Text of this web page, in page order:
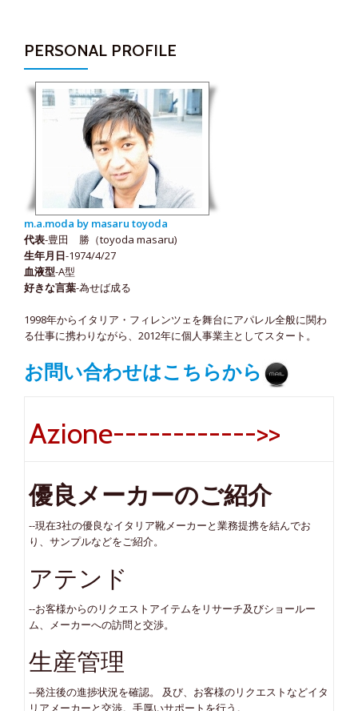
PERSONAL PROFILE
m.a.moda by masaru toyoda
代表-豊田 勝（toyoda masaru)
生年月日-1974/4/27
血液型-A型
好きな言葉-為せば成る
1998年からイタリア・フィレンツェを舞台にアパレル全般に関わ
る仕事に携わりながら、2012年に個人事業主としてスタート。
お問い合わせはこちらから
Azione------------>>
優良メーカーのご紹介
--現在3社の優良なイタリア靴メーカーと業務提携を結んでお
り、サンプルなどをご紹介。
アテンド
--お客様からのリクエストアイテムをリサーチ及びショールー
ム、メーカーへの訪問と交渉。
生産管理
--発注後の進捗状況を確認。 及び、お客様のリクエストなどイタ
リアメーカーと交渉。手厚いサポートを行う。